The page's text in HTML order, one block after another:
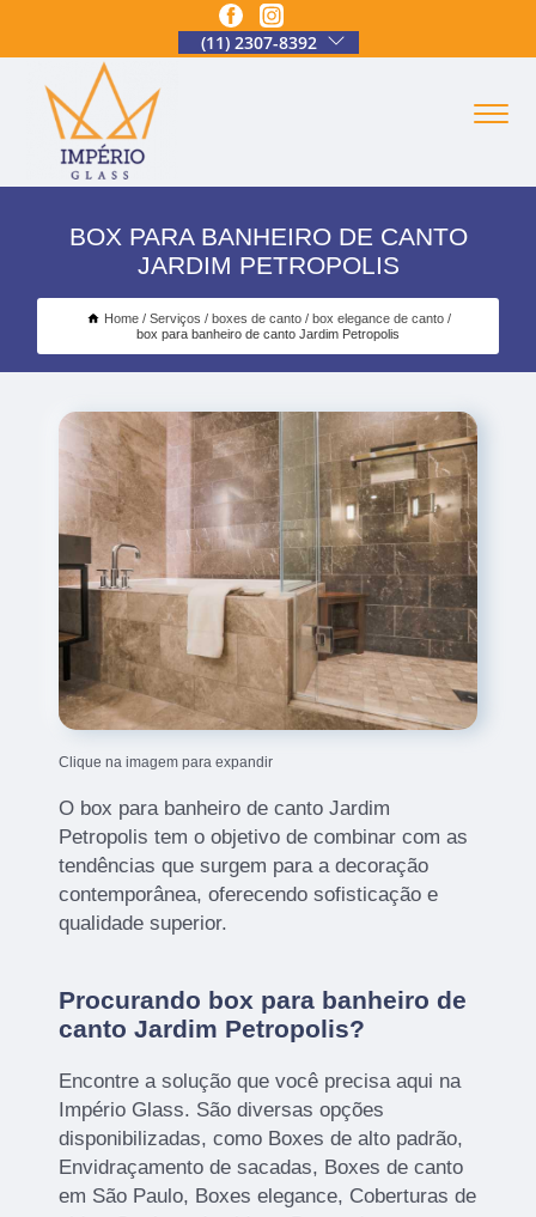
(11) 2307-8392
BOX PARA BANHEIRO DE CANTO
JARDIM PETROPOLIS
Home Serviços boxes de canto
box elegance de canto
box para banheiro de canto Jardim Petropolis
Clique na imagem para expandir
O box para banheiro de canto Jardim
Petropolis tem o objetivo de combinar com as
tendências que surgem para a decoração
contemporânea, oferecendo sofisticação e
qualidade superior.
Procurando box para banheiro de
canto Jardim Petropolis?
Encontre a solução que você precisa aqui na
Império Glass. São diversas opções
disponibilizadas, como Boxes de alto padrão,
Envidraçamento de sacadas, Boxes de canto
em São Paulo, Boxes elegance, Coberturas de